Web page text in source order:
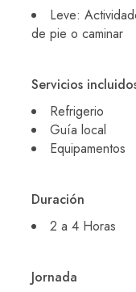
Leve:
de pie o caminar
Servicios
Refrigerio
Guía local
Equipamentos
Duración
2 a 4 Horas
Jornada